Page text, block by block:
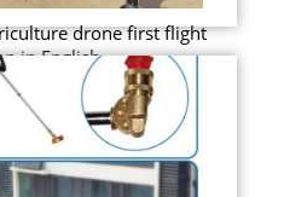
drone first flight
in English